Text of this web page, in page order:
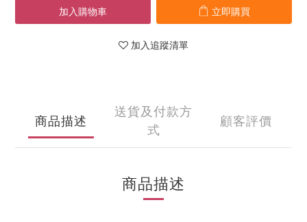
加入購物車 立即購買
加入追蹤清單
商品描述
送貨及付款方
式
顧客評價
商品描述